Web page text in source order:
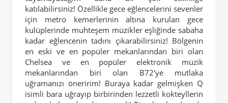
katılabilirsiniz! Özellikle gece eğlencelerini sevenler
için metro kemerlerinin altına kurulan gece
kulüplerinde muhteşem müzikler eşliğinde sabaha
kadar eğlencenin tadını çıkarabilirsiniz! Bölgenin
en eski ve en popüler mekanlarından biri olan
Chelsea ve en popüler elektronik müzik
mekanlarından biri olan B72'ye mutlaka
uğramanızı öneririm! Buraya kadar gelmişken Q
isimli bara uğrayıp birbirinden lezzetli kokteyllerin